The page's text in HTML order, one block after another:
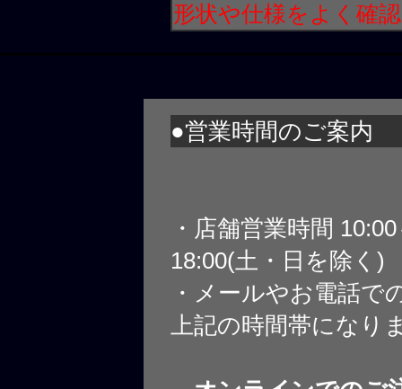
形状や仕様をよく確
●営業時間のご案内
・店舗営業時間
18:00(土・日を除く)
・メールやお電話で
上記の時間帯になり